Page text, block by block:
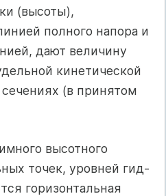
(высоты),
полного напора и
дают величину
кинетической
(в принятом
высотного
точек, уровней гид-
горизонтальная